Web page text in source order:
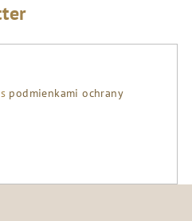
podmienkami ochrany